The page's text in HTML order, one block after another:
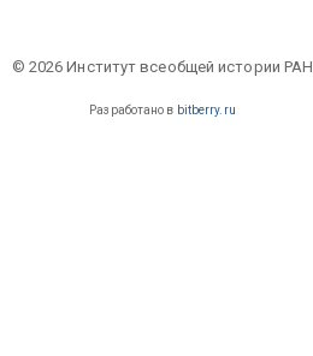
© 2026 Институт всеобщей истории РАН
Разработано в bitberry.ru